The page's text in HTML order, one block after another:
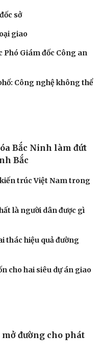
truyện đêm khuya
giống tâm hồn
sở
giao
Giám đốc Công an
Công nghệ không thể
Bắc Ninh làm đứt
Bắc
trúc Việt Nam trong
là người dân được gì
thác hiệu quả đường
cho hai siêu dự án giao
đường cho phát